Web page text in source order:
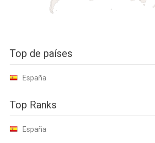
Top de países
España
Top Ranks
España